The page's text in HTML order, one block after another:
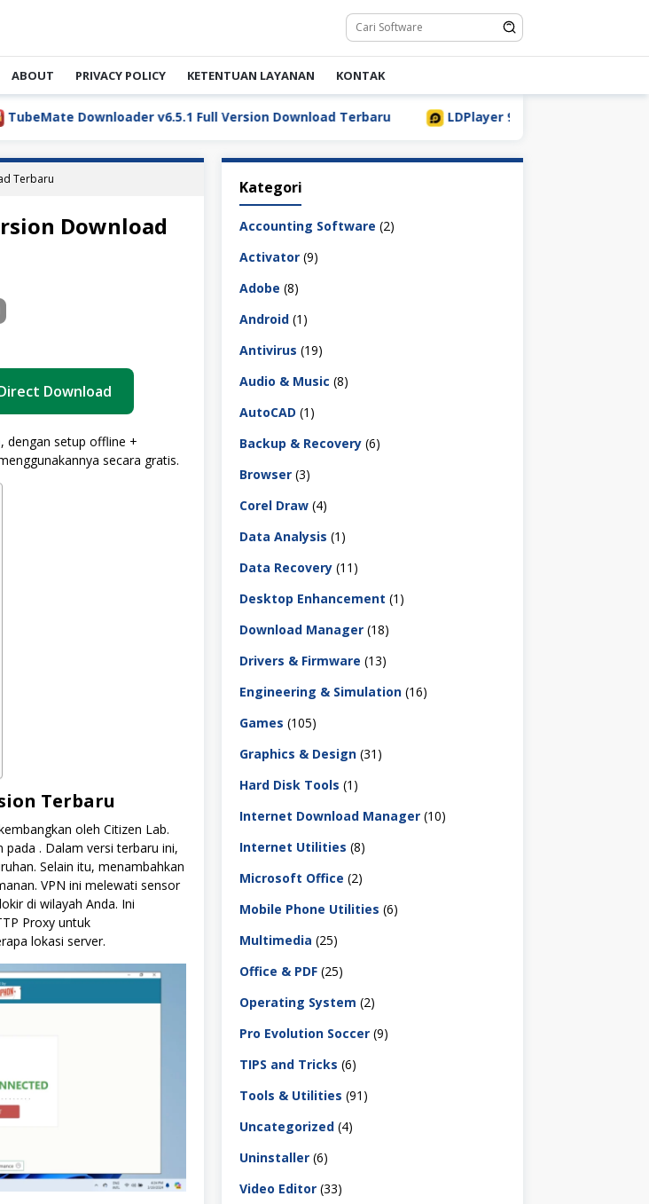
ABOUT PRIVACY POLICY KETENTUAN LAYANAN KONTAK
v6.5.1 Full Version Download Terbaru LDPlayer 9.5.32.0 Full Download Terbaru
Terbaru
Download
Download
, dengan setup offline +
secara gratis.
Terbaru
oleh Citizen Lab.
pada . Dalam versi terbaru ini,
Selain itu, menambahkan
VPN ini melewati sensor
di wilayah Anda. Ini
Proxy untuk
lokasi server.
Kategori
Accounting Software (2)
Activator (9)
Adobe (8)
Android (1)
Antivirus (19)
Audio & Music (8)
AutoCAD (1)
Backup & Recovery (6)
Browser (3)
Corel Draw (4)
Data Analysis (1)
Data Recovery (11)
Desktop Enhancement (1)
Download Manager (18)
Drivers & Firmware (13)
Engineering & Simulation (16)
Games (105)
Graphics & Design (31)
Hard Disk Tools (1)
Internet Download Manager (10)
Internet Utilities (8)
Microsoft Office (2)
Mobile Phone Utilities (6)
Multimedia (25)
Office & PDF (25)
Operating System (2)
Pro Evolution Soccer (9)
TIPS and Tricks (6)
Tools & Utilities (91)
Uncategorized (4)
Uninstaller (6)
Video Editor (33)